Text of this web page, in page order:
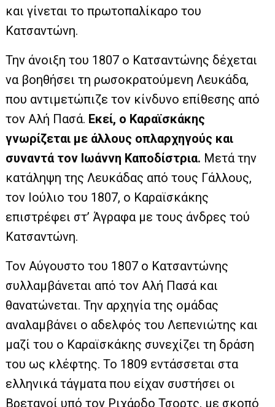
και γίνεται το πρωτοπαλίκαρο του
Κατσαντώνη.
Την άνοιξη του 1807 ο Κατσαντώνης δέχεται
να βοηθήσει τη ρωσοκρατούμενη Λευκάδα,
που αντιμετώπιζε τον κίνδυνο επίθεσης από
τον Αλή Πασά. Εκεί, ο Καραϊσκάκης
γνωρίζεται με άλλους οπλαρχηγούς και
συναντά τον Ιωάννη Καποδίστρια. Μετά την
κατάληψη της Λευκάδας από τους Γάλλους,
τον Ιούλιο του 1807, ο Καραϊσκάκης
επιστρέφει στ’ Άγραφα με τους άνδρες τού
Κατσαντώνη.
Τον Αύγουστο του 1807 ο Κατσαντώνης
συλλαμβάνεται από τον Αλή Πασά και
θανατώνεται. Την αρχηγία της ομάδας
αναλαμβάνει ο αδελφός του Λεπενιώτης και
μαζί του ο Καραϊσκάκης συνεχίζει τη δράση
του ως κλέφτης. Το 1809 εντάσσεται στα
ελληνικά τάγματα που είχαν συστήσει οι
Βρετανοί υπό τον Ριχάρδο Τσορτς, με σκοπό